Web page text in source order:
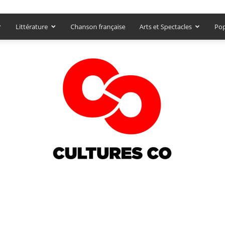
Littérature Chanson française Arts et Spectacles